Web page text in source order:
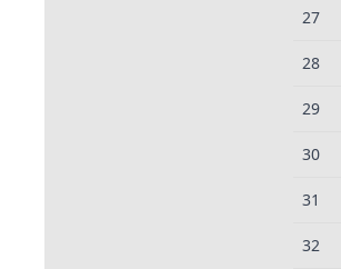
27
28
29
30
31
32